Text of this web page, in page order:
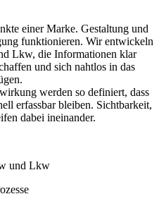
einer Marke. Gestaltung und
funktionieren. Wir entwickeln
Lkw, die Informationen klar
und sich nahtlos in das
werden so definiert, dass
erfassbar bleiben. Sichtbarkeit,
dabei ineinander.
und Lkw